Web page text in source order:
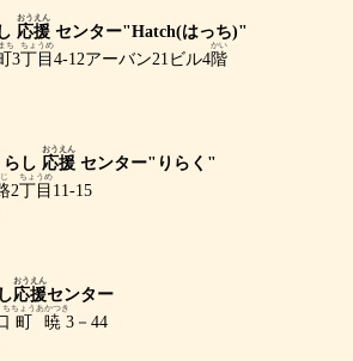
応援
おうえん
センター"Hatch(はっち)"
ち
3丁目
ちょうめ
4-12アーバン21ビル4階
かい
らし 応援
おうえん
センター"りらく"
2丁目
ちょうめ
11-15
応援
おうえん
センター
ち
町
ちょう
暁
あかつき
3－44